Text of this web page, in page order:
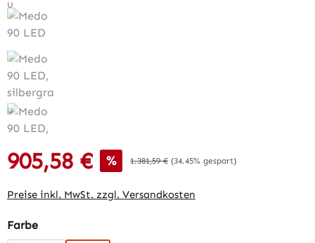
Verkaufspreis:
905,58 € % Regulärer Preis:
1.381,59 € (34.45% gespart)
Preise inkl. MwSt. zzgl. Versandkosten
Farbeauswählen